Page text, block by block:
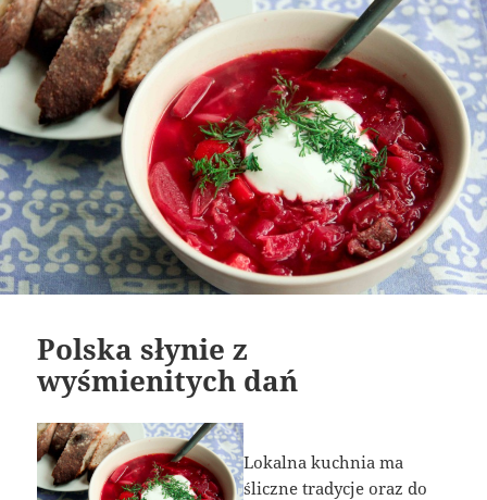
Polska słynie z
wyśmienitych dań
Lokalna kuchnia ma
śliczne tradycje oraz do